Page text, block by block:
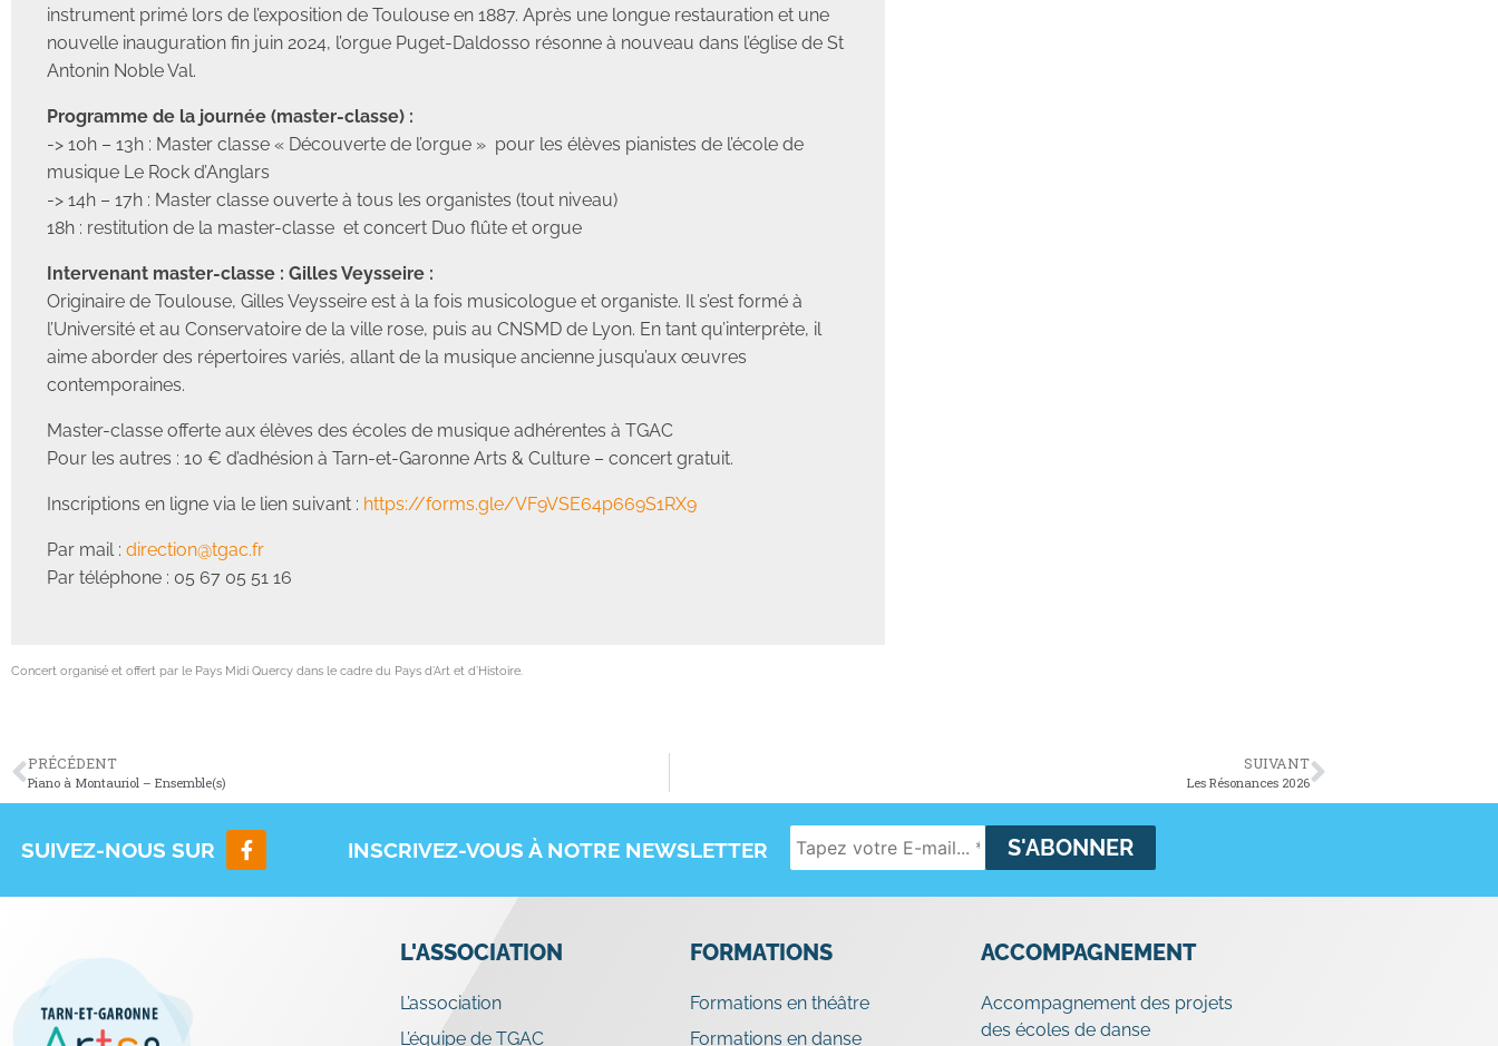
instrument primé lors de l’exposition de Toulouse en 1887. Après une longue restauration et une
nouvelle inauguration fin juin 2024, l’orgue Puget-Daldosso résonne à nouveau dans l’église de St
Antonin Noble Val.
Programme de la journée (master-classe) :
-> 10h – 13h : Master classe « Découverte de l’orgue » pour les élèves pianistes de l’école de
musique Le Rock d’Anglars
-> 14h – 17h : Master classe ouverte à tous les organistes (tout niveau)
18h : restitution de la master-classe et concert Duo flûte et orgue
Intervenant master-classe : Gilles Veysseire :
Originaire de Toulouse, Gilles Veysseire est à la fois musicologue et organiste. Il s’est formé à
l’Université et au Conservatoire de la ville rose, puis au CNSMD de Lyon. En tant qu’interprète, il
aime aborder des répertoires variés, allant de la musique ancienne jusqu’aux œuvres
contemporaines.
Master-classe offerte aux élèves des écoles de musique adhérentes à TGAC
Pour les autres : 10 € d’adhésion à Tarn-et-Garonne Arts & Culture – concert gratuit.
Inscriptions en ligne via le lien suivant : https://forms.gle/VF9VSE64p669S1RX9
Par mail : direction@tgac.fr
Par téléphone : 05 67 05 51 16
Concert organisé et offert par le Pays Midi Quercy dans le cadre du Pays d’Art et d’Histoire.
PRÉCÉDENT
Piano à Montauriol – Ensemble(s)
SUIVANT
Les Résonances 2026
SUIVEZ-NOUS SUR INSCRIVEZ-VOUS À NOTRE NEWSLETTER
L'ASSOCIATION
L’association
L’équipe de TGAC
FORMATIONS
Formations en théâtre
Formations en danse
ACCOMPAGNEMENT
Accompagnement des projets
des écoles de danse